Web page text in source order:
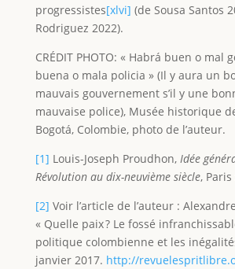
progressistes[xlvi] (de Sousa Santos
Rodriguez 2022).
CRÉDIT PHOTO: « Habrá buen o mal
buena o mala policia » (Il y aura un
mauvais gouvernement s’il y une
mauvaise police), Musée historique
Bogotá, Colombie, photo de l’auteur.
[1] Louis-Joseph Proudhon, Idée
Révolution au dix-neuvième siècle,
[2] Voir l’article de l’auteur :
« Quelle paix ? Le fossé
politique colombienne et les
janvier 2017. http://